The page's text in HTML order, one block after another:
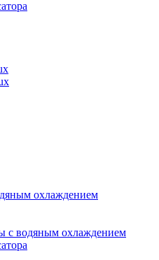
охлаждением
с водяным охлаждением